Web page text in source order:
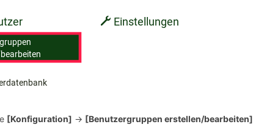
[Konfiguration] → [Benutzergruppen erstellen/bearbeiten]